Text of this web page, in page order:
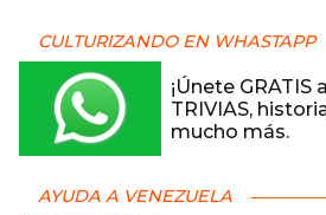
CULTURIZANDO EN WHASTAPP
¡Únete
TRIVIAS,
mucho más.
AYUDA A VENEZUELA